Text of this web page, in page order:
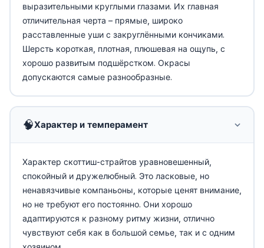
выразительными круглыми глазами. Их главная
отличительная черта – прямые, широко
расставленные уши с закруглёнными кончиками.
Шерсть короткая, плотная, плюшевая на ощупь, с
хорошо развитым подшёрстком. Окрасы
допускаются самые разнообразные.
🧠Характер и темперамент
Характер скоттиш-страйтов уравновешенный,
спокойный и дружелюбный. Это ласковые, но
ненавязчивые компаньоны, которые ценят внимание,
но не требуют его постоянно. Они хорошо
адаптируются к разному ритму жизни, отлично
чувствуют себя как в большой семье, так и с одним